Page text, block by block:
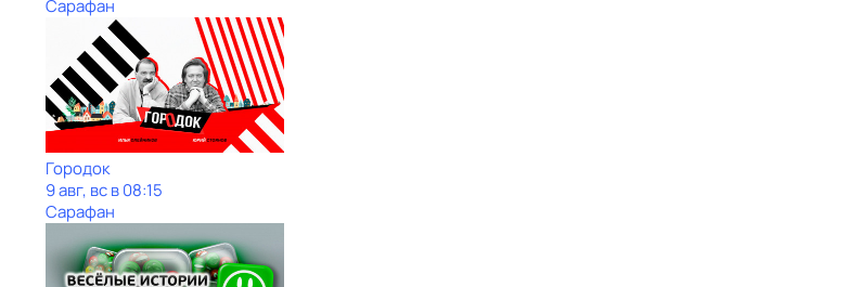
Сарафан
Городок
9 авг, вс в 08:15
Сарафан